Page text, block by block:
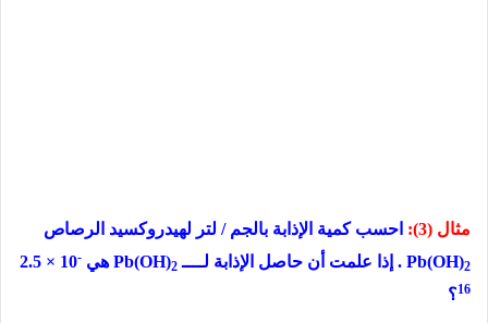
مثال (3): احسب كمية الإذابة بالجم/ لتر لهيدروكسيد الرصاص
Pb(OH)2
. إذا علمت أن حاصل الإذابة لــــ Pb(OH)2 هي 2.5 × 10-
16؟